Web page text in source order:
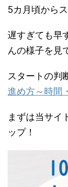
5カ月頃からス
遅すぎても早
んの様子を見
スタートの判
進め方～時間
まずは当サイ
ップ！